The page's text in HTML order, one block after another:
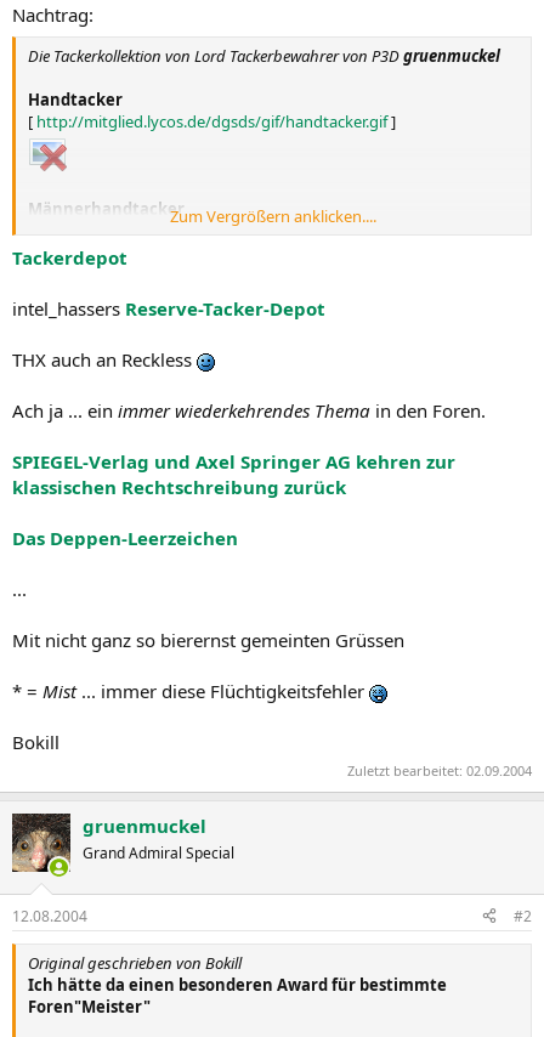
Nachtrag:
Die Tackerkollektion von Lord Tackerbewahrer von P3Dgruenmuckel
Handtacker
[ http://mitglied.lycos.de/dgsds/gif/handtacker.gif]
Männerhandtacker
[http://mitglied.lycos.de/dgsds/gif/bighandtacker.gif]
[http://mitglied.lycos.de/dgsds/gif/tacker.gif
Zum Vergrößern anklicken....
Tackerdepot
intel_hassers Reserve-Tacker-Depot
THX auch an Reckless
Ach ja ... ein immer wiederkehrendes Thema in den Foren.
SPIEGEL-Verlag und Axel Springer AG kehren zur
klassischen Rechtschreibung zurück
Das Deppen-Leerzeichen
...
Mit nicht ganz so bierernst gemeinten Grüssen
* = Mist... immer diese Flüchtigkeitsfehler
Bokill
Zuletzt bearbeitet: 02.09.2004
gruenmuckel
Grand Admiral Special
12.08.2004 #2
Original geschrieben von Bokill
Ich hätte da einen besonderen Award für bestimmte
Foren"Meister"